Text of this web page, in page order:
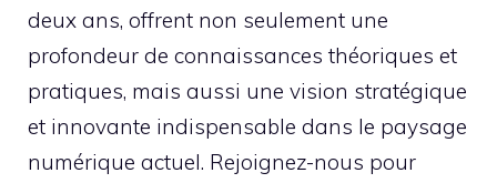
deux ans, offrent non seulement une
profondeur de connaissances théoriques et
pratiques, mais aussi une vision stratégique
et innovante indispensable dans le paysage
numérique actuel. Rejoignez-nous pour